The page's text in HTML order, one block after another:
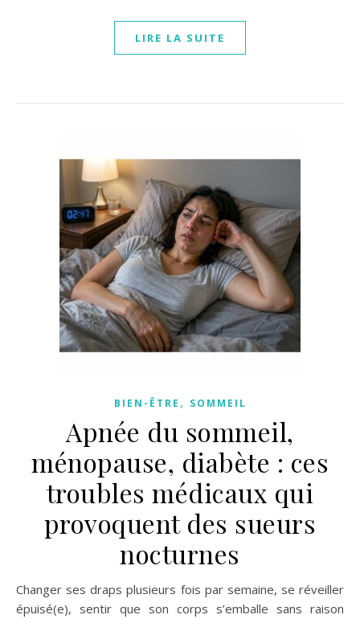
LIRE LA SUITE
BIEN-ÊTRE , SOMMEIL
Apnée du sommeil,
ménopause, diabète : ces
troubles médicaux qui
provoquent des sueurs
nocturnes
Changer ses draps plusieurs fois par semaine, se réveiller
épuisé(e), sentir que son corps s’emballe sans raison